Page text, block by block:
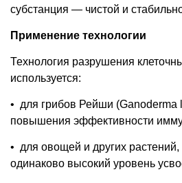
субстанция — чистой и
Применение технологии
Технология разрушения
используется:
• для грибов Рейши
повышения эффективности
• для овощей и других
одинаково высокий уровень